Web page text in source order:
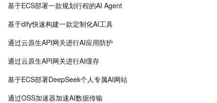
征、万亿样本规模加速训练，百余落地场景，全面提升
工程效率。
基于ECS部署一款规划行程的AI Agent
基于dify快速构建一款定制化AI工具
通过云原生API网关进行AI应用防护
通过云原生API网关进行AI缓存
基于ECS部署DeepSeek个人专属AI网站
通过OSS加速器加速AI数据传输